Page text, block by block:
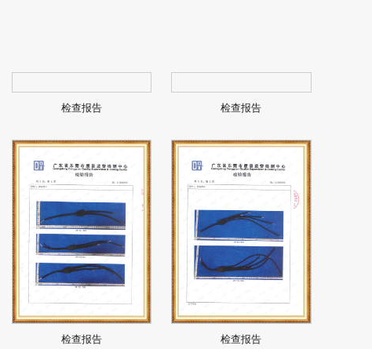
检查报告 检查报告
检查报告 检查报告